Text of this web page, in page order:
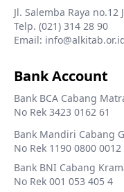
Jl. Salemba Raya
Telp. (021) 314 28 90
Email:
Bank Account
Bank BCA Cabang
No Rek 3423 0162 61
Bank Mandiri Cabang
No Rek 1190 0800 0012
Bank BNI Cabang
No Rek 001 053 405 4